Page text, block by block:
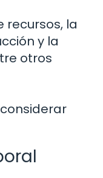
recursos, la
y la
otros